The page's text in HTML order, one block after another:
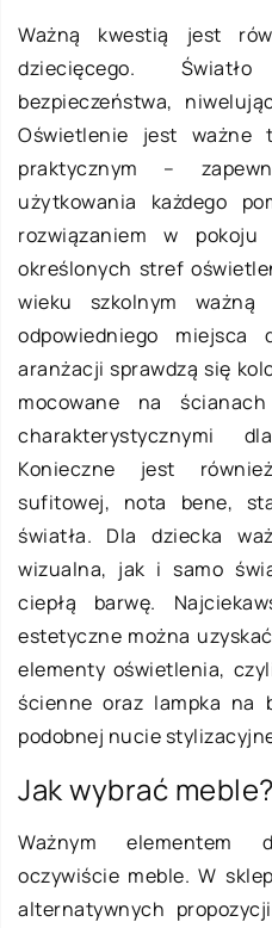
Ważną kwestią jest
dziecięcego.
bezpieczeństwa,
Oświetlenie jest ważne
praktycznym –
użytkowania każdego
rozwiązaniem w
określonych stref
wieku szkolnym
odpowiedniego
aranżacji sprawdzą się
mocowane na
charakterystycznymi
Konieczne jest
sufitowej, nota bene,
światła. Dla dziecka
wizualna, jak i samo
ciepłą barwę.
estetyczne można
elementy oświetlenia,
ścienne oraz lampka na
podobnej nucie
Jak wybrać meble?
Ważnym elementem
oczywiście meble. W
alternatywnych